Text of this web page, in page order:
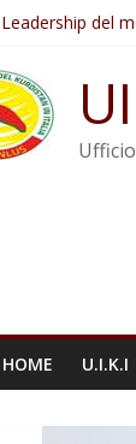
Leadership del
Non tenere
Il KNK chiede
Abdullah
HOME U.I.K.I